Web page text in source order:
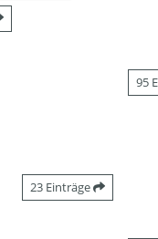
95
23 Einträge